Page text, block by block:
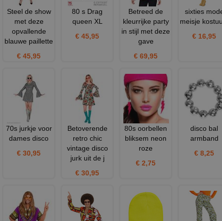
Steel de show
met deze
opvallende
blauwe paillette
€ 45,95
80 s Drag
queen XL
€ 45,95
Betreed de
kleurrijke party
in stijl met deze
gave
€ 69,95
sixties
meisje
€ 16,95
70s jurkje voor
dames disco
€ 30,95
Betoverende
retro chic
vintage disco
jurk uit de j
€ 30,95
80s oorbellen
bliksem neon
roze
€ 2,75
disco bal
armband
€ 8,25